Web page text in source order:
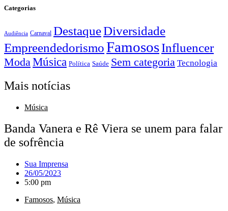
Categorias
Audiência Carnaval DestaqueDiversidade
EmpreendedorismoFamososInfluencer
Moda Música Política Saúde Sem categoria Tecnologia
Mais notícias
Música
Banda Vanera e Rê Viera se unem para falar
de sofrência
Sua Imprensa
26/05/2023
5:00 pm
Famosos, Música